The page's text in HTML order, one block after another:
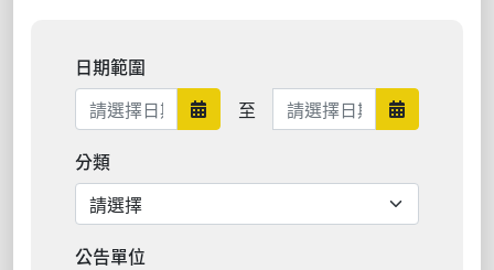
日期範圍
日期範圍開始
至 日期範圍結束 日期範圍
分類
公告單位